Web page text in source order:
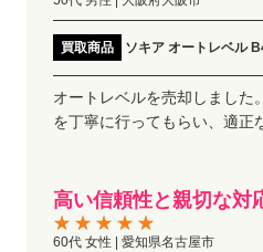
買取商品 ソキア オートレベル
オートレベルを売却しました
を丁寧に行ってもらい、適正
高い信頼性と親切な対
60代 女性 | 愛知県名古屋市